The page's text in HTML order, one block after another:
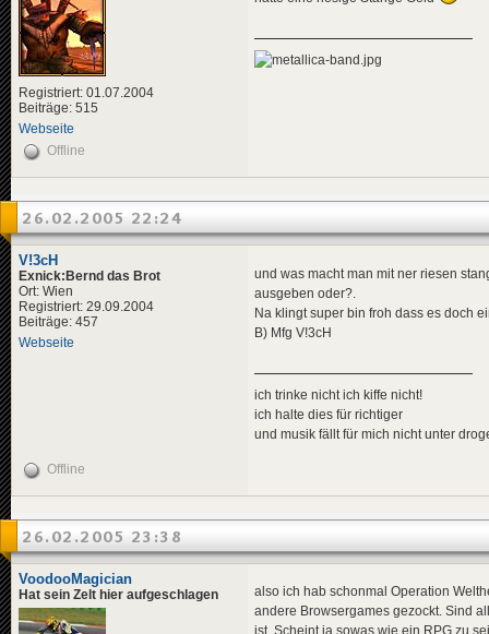
Registriert: 01.07.2004
Beiträge: 515
Webseite
Offline
26.02.2005 22:24
V!3cH
Exnick:Bernd das Brot
Ort: Wien
Registriert: 29.09.2004
Beiträge: 457
Webseite
und was macht man mit ner riesen
ausgeben oder?.
Na klingt super bin froh dass es doch
B) Mfg V!3cH
ich trinke nicht ich kiffe nicht!
ich halte dies für richtiger
und musik fällt für mich nicht unter
Offline
26.02.2005 23:38
VoodooMagician
Hat sein Zelt hier aufgeschlagen
also ich hab schonmal Operation
andere Browsergames gezockt. Sind